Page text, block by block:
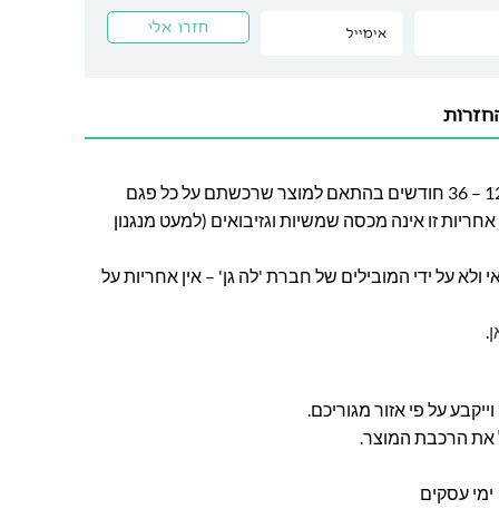
חברת לה גן מעניקה אחריות בין 12 – 36 חודשים בהתאם למוצר שרכשתם על כל פגם
זו אינה מכסה שמשיות וגזיבואים (למעט מנגנון
ולא על ידי המובילים של חברת 'לה גן' – אין אחריות על
.
את הרכבת המוצר.